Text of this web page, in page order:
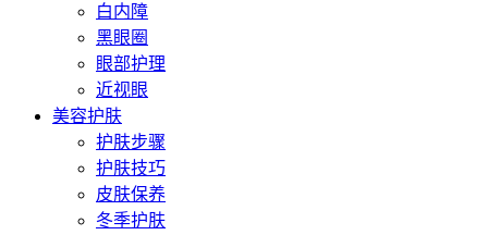
白内障
黑眼圈
眼部护理
近视眼
美容护肤
护肤步骤
护肤技巧
皮肤保养
冬季护肤